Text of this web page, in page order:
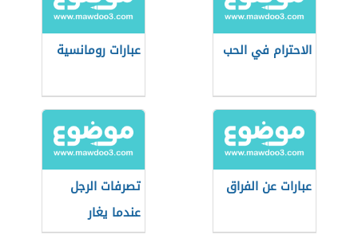
الاحترام في الحب عبارات رومانسية
عبارات عن الفراق
تصرفات الرجل
عندما يغار